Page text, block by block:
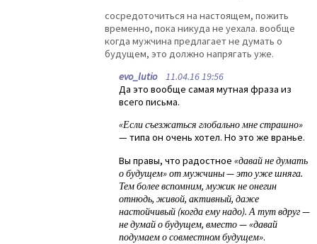
сосредоточиться на настоящем, пожить
временно, пока никуда не уехала. вообще
когда мужчина предлагает не думать о
будущем, это должно напрягать уже.
evo_lutio11.04.16 19:56
Да это вообще самая мутная фраза из
всего письма.
«Если съезжаться глобально мне страшно»
— типа он очень хотел. Но это же вранье.
Вы правы, что радостное «давай не думать
о будущем» от мужчины — это уже шняга.
Тем более вспомним, мужик не онегин
отнюдь, живой, активный, даже
настойчивый (когда ему надо). А тут вдруг —
не думай о будущем, вместо — «давай
подумаем о совместном будущем».